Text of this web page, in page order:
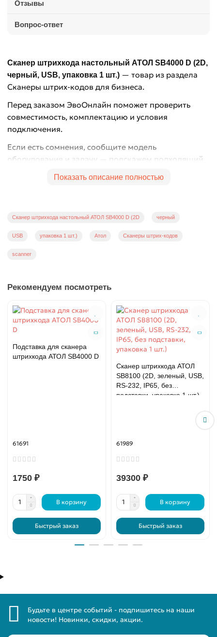
Отзывы
Вопрос-ответ
Сканер штрихкода настольный АТОЛ SB4000 D (2D,
черный, USB, упаковка 1 шт.) — товар из раздела
Сканеры штрих-кодов для бизнеса.
Перед заказом ЭвоОнлайн поможет проверить
совместимость, комплектацию и условия
подключения.
Если есть сомнения, сообщите модель
оборудования и задачу — подскажем подходящий
Показать описание полностью
Сканер штрихкода настольный АТОЛ SB4000 D (2D черный
USB упаковка 1 шт.) Атол Сканеры штрих-кодов
scanner
Рекомендуем посмотреть
Подставка для сканера
штрихкода АТОЛ SB4000 D
61691
1750 ₽
В корзину
Быстрый заказ
Сканер штрихкода АТОЛ
SB8100 (2D, зеленый, USB,
RS-232, IP65, без
подставки, упаковка 1 шт.)
61989
39300 ₽
В корзину
Быстрый заказ
Будьте в центре событий - подпишитесь на наши
новости! Новинки, скидки, акции.